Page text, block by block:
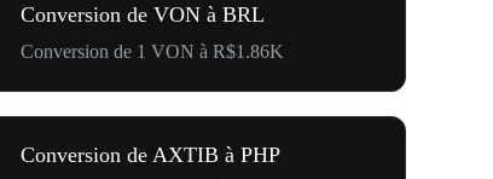
Conversion de VON à BRL
Conversion de 1 VON à R$1.86K
Conversion de AXTIB à PHP